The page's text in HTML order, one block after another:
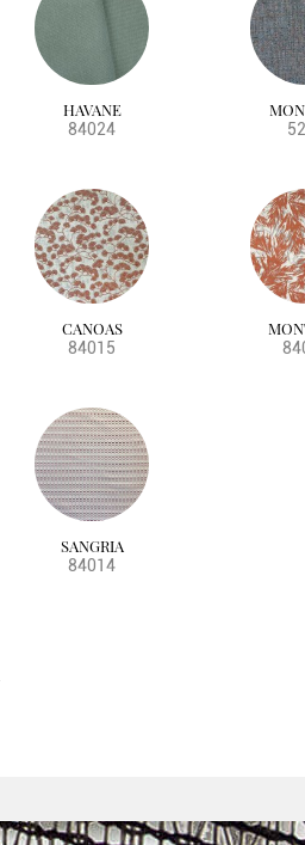
HAVANE
84024
CANOAS
84015
SANGRIA
84014